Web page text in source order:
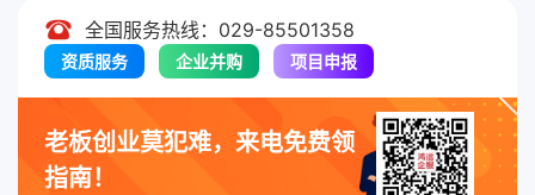
全国服务热线：029-85501358
资质服务 企业并购 项目申报
老板创业莫犯难，来电免费领
指南！